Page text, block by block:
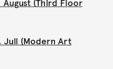
August (Third Floor
Juli (Modern Art